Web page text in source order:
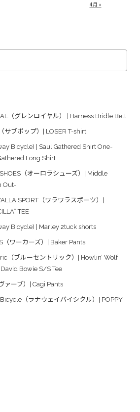
4月 »
（グレンロイヤル） | Harness Bridle Belt
サブポップ）| LOSER T-shirt
Bicycle) | Saul Gathered Shirt One-
Long Shirt
（オーロラシューズ）| Middle
Out-
SPORT（ワラワラスポーツ）|
TEE
Bicycle) | Marley 2tuck shorts
ワーカーズ）| Baker Pants
（ブルーセントリック）| Howlin’ Wolf
Bowie S/S Tee
ァーブ）| Cagi Pants
（ラナウェイバイシクル）| POPPY